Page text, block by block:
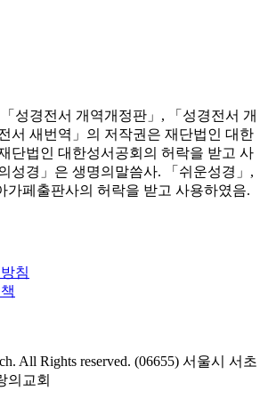
성경전서 개역개정판」, 「성경전서 개
서 새번역」의 저작권은 재단법인 대한
단법인 대한성서공회의 허락을 받고 사
성경」은 생명의말씀사. 「쉬운성경」,
가페출판사의 허락을 받고 사용하였음.
침
All Rights reserved. (06655) 서울시 서초
의교회